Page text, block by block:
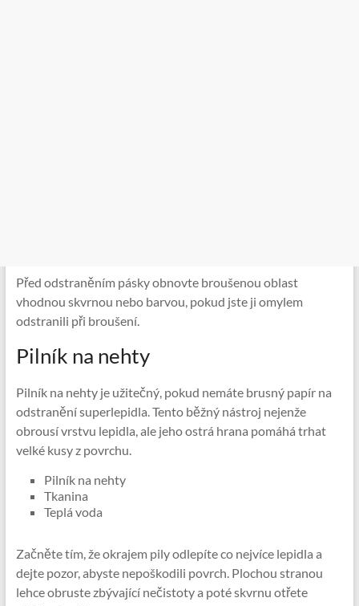
Před odstraněním pásky obnovte broušenou oblast
vhodnou skvrnou nebo barvou, pokud jste ji omylem
odstranili při broušení.
Pilník na nehty
Pilník na nehty je užitečný, pokud nemáte brusný papír na
odstranění superlepidla. Tento běžný nástroj nejenže
obrousí vrstvu lepidla, ale jeho ostrá hrana pomáhá trhat
velké kusy z povrchu.
Pilník na nehty
Tkanina
Teplá voda
Začněte tím, že okrajem pily odlepíte co nejvíce lepidla a
dejte pozor, abyste nepoškodili povrch. Plochou stranou
lehce obruste zbývající nečistoty a poté skvrnu otřete